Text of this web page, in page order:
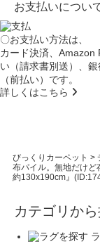
お支払いについ
〇お支払い方法は、
カード決済、Amazon
い（請求書別送）、銀
（前払い）です。
詳しくはこちら
びっくりカーペット >
布パイル。無地だけ
約130x190cm』
カテゴリか